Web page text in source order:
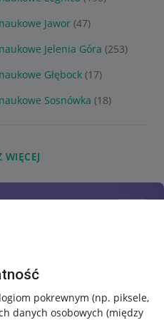
pokrewnym (np. piksele,
danych osobowych (między
Jawor (47)
Jelenia Góra (253)
Głębock (17)
Sosnówka (18)
WIĘCEJ